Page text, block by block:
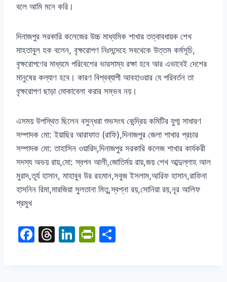
বলে আমি মনে করি।
দিনাজপুর সরকারি কলেজের উচ্চ মাধ্যমিক শাখার তত্বাবধায়ক শেখ
মাহতাবুল হক বলেন, বৃক্ষরোপণ নিঃসন্দেহে সবথেকে উত্তম কর্মসূচি,
বৃক্ষরোপণের মাধ্যমে পরিবেশের ভারসাম্য রক্ষা হবে আর এভাবেই দেশের
মানুষের কল্যাণ হবে। কারণ বিশ্বব্যাপী আবহাওয়ার যে পরিবর্তন তা
বৃক্ষরোপণ ছাড়া মোকাবেলা করার সম্ভব নয়।
এসময় উপস্থিত ছিলেন বসুন্ধরা শুভসংঘ কেন্দ্রিয় কমিটির যুগ্ম সাধারণ
সম্পাদক মো:ইয়াছির আরাফাত(রাফি),দিনাজপুর জেলা শাখার প্রচার
সম্পাদক মো:তাহাসিন ওয়ারিদ,দিনাজপুর সরকারি কলেজ শাখার কার্যকরী
সদস্য অভয় রায়,মো:স্বপন আলী,জোতির্ময় রায়,জয় শেখ আব্দুল্লাহ আল
মুরাদ,তূর্য হাসান, মাহাবুব উর রহমান,সবুজ ইসলাম,আরিফ হাসান,রাফিনা
হাসনিন রিমা,মারজিয়া সুলতানা মিতু,স্বপ্না রয়,সোনিয়া রয়,নূর আলিফ
প্রমুখ
F
T
Li Pr